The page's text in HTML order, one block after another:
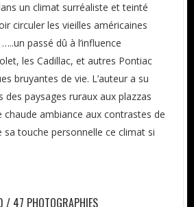
un climat surréaliste et teinté
circuler les vieilles américaines
passé dû à l’influence
les Cadillac, et autres Pontiac
bruyantes de vie. L’auteur a su
des paysages ruraux aux plazzas
ambiance aux contrastes de
sa touche personnelle ce climat si
/ 47 PHOTOGRAPHIES